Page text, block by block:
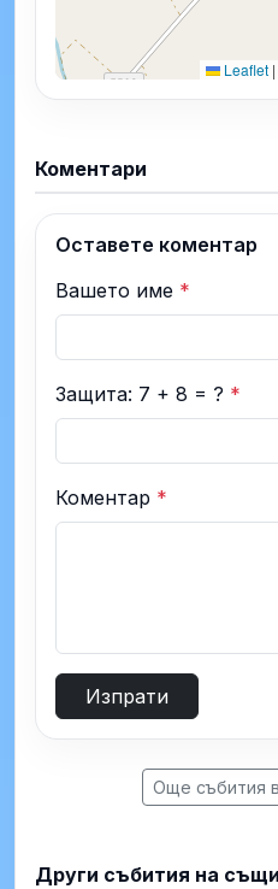
Leaflet |
Коментари
Оставете коментар
Вашето име *
Защита: 7 + 8 = ? *
Коментар *
Изпрати
Още събития
Други събития на